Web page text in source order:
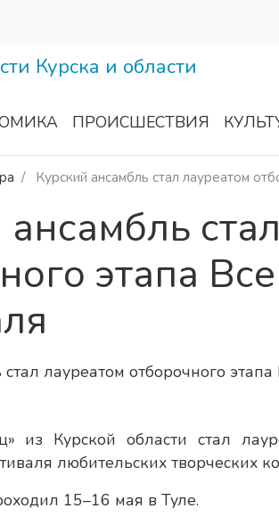
ПРОИСШЕСТВИЯ
Курский ансамбль стал лауреатом
этапа
из Курской области стал
любительских творческих
15–16 мая в Туле.